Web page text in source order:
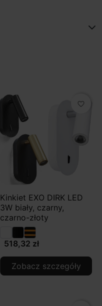
favorite_border
Kinkiet EXO DIRK LED
3W biały, czarny,
czarno-złoty
518,32 zł
Zobacz szczegóły